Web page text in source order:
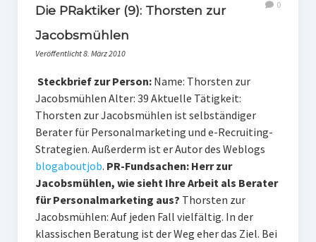
Die PRaktiker (9): Thorsten zur
Jacobsmühlen
Veröffentlicht 8. März 2010
0
Steckbrief zur Person:Name: Thorsten zur
Jacobsmühlen Alter: 39 Aktuelle Tätigkeit:
Thorsten zur Jacobsmühlen ist selbständiger
Berater für Personalmarketing und e-Recruiting-
Strategien. Außerderm ist er Autor des Weblogs
blogaboutjob. PR-Fundsachen: Herr zur
Jacobsmühlen, wie sieht Ihre Arbeit als Berater
für Personalmarketing aus? Thorsten zur
Jacobsmühlen: Auf jeden Fall vielfältig. In der
klassischen Beratung ist der Weg eher das Ziel. Bei